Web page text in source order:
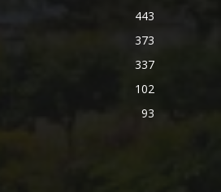
443
373
337
102
93